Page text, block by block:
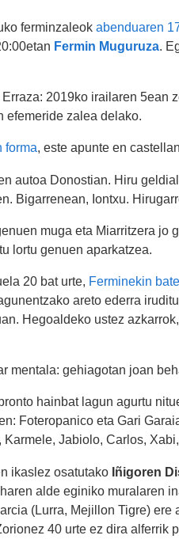
ferminzaleok abenduaren
Fermin Muguruza.
2019ko irailaren 5ean
efemeride zalea delako.
forma, este apunte en
autoa Donostian. Hiru
Bigarrenean, Iontxu.
muga eta Miarritzera jo
lortu genuen aparkatzea.
20 bat urte, Ferminekin
areto ederra
Hegoaldeko ustez
mentala: gehiagotan joan
hainbat lagun agurtu
Foteropanico eta Gari
Karmele, Jabiolo, Carlos,
ikaslez osatutako Iñigoren
alde eginiko muralaren
(Lurra, Mejillon Tigre)
40 urte ez dira alferrik